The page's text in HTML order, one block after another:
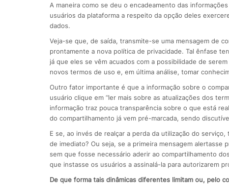
A maneira como se deu o encadeamento das
usuários da plataforma a respeito da opção deles
dados.
Veja-se que, de saída, transmite-se uma mensagem de
prontamente a nova política de privacidade. Tal ênfase
já que eles se vêm acuados com a possibilidade de
novos termos de uso e, em última análise, tomar
Outro fator importante é que a informação sobre o
usuário clique em ‘’ler mais sobre as atualizações dos
informação traz pouca transparência sobre o que está
do compartilhamento já vem pré-marcada, sendo
E se, ao invés de realçar a perda da utilização do
de imediato? Ou seja, se a primeira mensagem
sem que fosse necessário aderir ao compartilhamento
que instasse os usuários a assinalá-la para autorizarem
De que forma tais dinâmicas diferentes limitam ou, pelo